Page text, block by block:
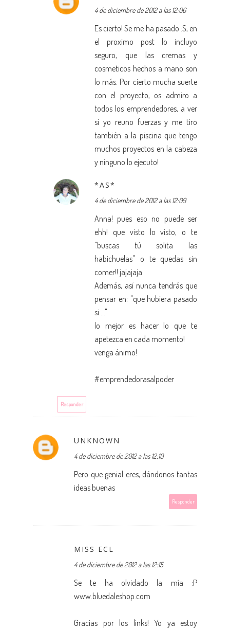
4 de diciembre de 2012 a las 12:06
Es cierto! Se me ha pasado :S, en
el proximo post lo incluyo
seguro, que las cremas y
cosmeticos hechos a mano son
lo más. Por cierto mucha suerte
con el proyecto, os admiro a
todos los emprendedores, a ver
si yo reuno fuerzas y me tiro
también a la piscina que tengo
muchos proyectos en la cabeza
y ninguno lo ejecuto!
*AS*
4 de diciembre de 2012 a las 12:09
Anna! pues eso no puede ser
ehh! que visto lo visto, o te
"buscas tú solita las
habichuelas" o te quedas sin
comer!! jajajaja
Además, así nunca tendrás que
pensar en: "que hubiera pasado
si...."
lo mejor es hacer lo que te
apetezca en cada momento!
venga ánimo!
#emprendedorasalpoder
Responder
UNKNOWN
4 de diciembre de 2012 a las 12:10
Pero que genial eres, dándonos tantas
ideas buenas
Responder
MISS ECL
4 de diciembre de 2012 a las 12:15
Se te ha olvidado la mía :P
www.bluedaleshop.com
Gracias por los links! Yo ya estoy